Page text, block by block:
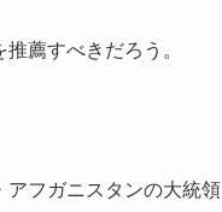
薦すべきだろう。
アフガニスタンの大統領